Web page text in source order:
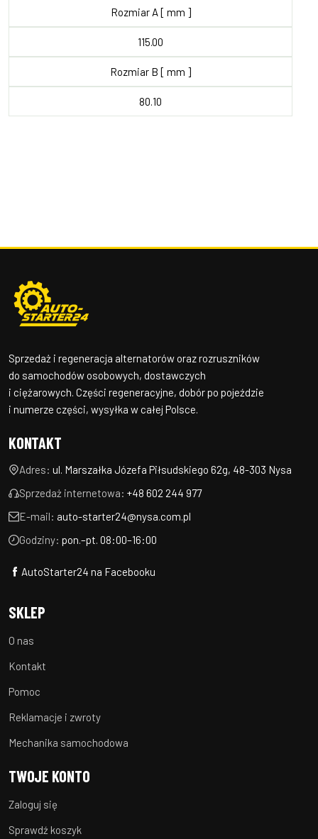
Rozmiar A [ mm ]
115.00
Rozmiar B [ mm ]
80.10
Sprzedaż i regeneracja alternatorów oraz rozruszników
do samochodów osobowych, dostawczych
i ciężarowych. Części regeneracyjne, dobór po pojeździe
i numerze części, wysyłka w całej Polsce.
KONTAKT
Adres: ul. Marszałka Józefa Piłsudskiego 62g, 48-303 Nysa
Sprzedaż internetowa: +48 602 244 977
E-mail: auto-starter24@nysa.com.pl
Godziny: pon.–pt. 08:00–16:00
AutoStarter24 na Facebooku
SKLEP
O nas
Kontakt
Pomoc
Reklamacje i zwroty
Mechanika samochodowa
TWOJE KONTO
Zaloguj się
Sprawdź koszyk